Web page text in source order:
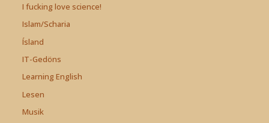
I fucking love science!
Islam/Scharia
Ísland
IT-Gedöns
Learning English
Lesen
Musik